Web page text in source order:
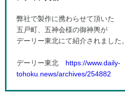
弊社で製作に携わらせて頂いた
五戸町、五神会様の御神輿が
デーリー東北にて紹介されました。
デーリー東北 https://www.daily-
tohoku.news/archives/254882